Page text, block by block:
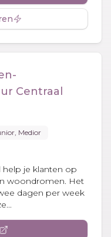
Centraal
Medior
help je klanten op
woondromen. Het
dagen per week